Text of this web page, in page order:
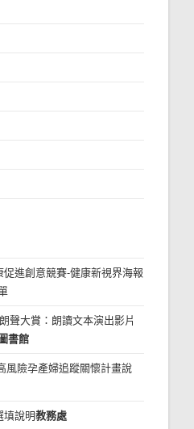
促進創意競賽-健康新視界海報
聲大賞：朗讀文本演出影片
書館
風險孕產婦追蹤關懷計畫說
填說明教務處